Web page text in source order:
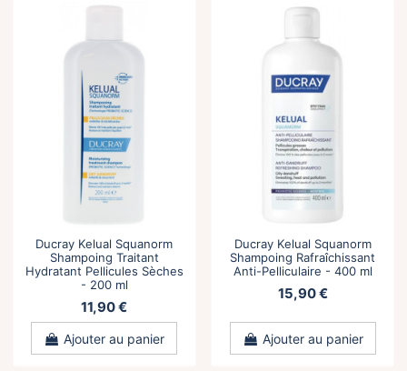
Ducray Kelual Squanorm
Shampoing Traitant
Hydratant Pellicules Sèches
- 200 ml
11,90 €
Ajouter au panier
Ducray Kelual Squanorm
Shampoing Rafraîchissant
Anti-Pelliculaire - 400 ml
15,90 €
Ajouter au panier